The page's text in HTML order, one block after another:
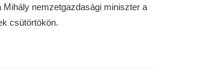
nemzetgazdasági miniszter a
csütörtökön.